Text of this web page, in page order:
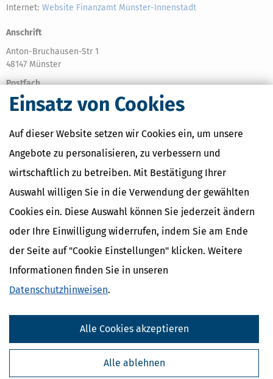
Einsatz von Cookies
Auf dieser Website setzen wir Cookies ein, um unsere
Angebote zu personalisieren, zu verbessern und
wirtschaftlich zu betreiben. Mit Bestätigung Ihrer
Auswahl willigen Sie in die Verwendung der gewählten
Cookies ein. Diese Auswahl können Sie jederzeit ändern
oder Ihre Einwilligung widerrufen, indem Sie am Ende
der Seite auf "Cookie Einstellungen" klicken. Weitere
Informationen finden Sie in unseren
Datenschutzhinweisen.
Alle ablehnen
Alle Cookies akzeptieren
Internet: Website Finanzamt Münster-Innenstadt
Anschrift
Anton-Bruchausen-Str 1
48147 Münster
Postfach
Postfach 6103
48136 Münster
Formulare
Beim Finanzamt Münster-Innenstadt finden Sie alleFormulare für
die Steuererklärung
Bankverbindung
Bankname:
BBK DORTMUND
Kontonummer: 40001502
Bankleitzahl:
44000000
IBAN:
DE32440000000040001502
BIC:
MARKDEF1440
Alle Angaben sind ohne Gewähr von Richtigkeit und Vollständigkeit.